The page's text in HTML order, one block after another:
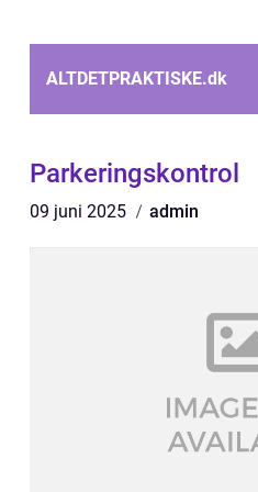
ALTDETPRAKTISKE.dk
Parkeringskontrol
09 juni 2025 admin